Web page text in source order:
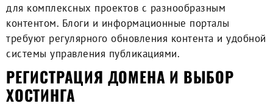
для комплексных проектов с разнообразным
контентом. Блоги и информационные порталы
требуют регулярного обновления контента и удобной
системы управления публикациями.
РЕГИСТРАЦИЯ ДОМЕНА И ВЫБОР
ХОСТИНГА